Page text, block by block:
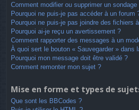
Comment modifier ou supprimer un sondage
Pourquoi ne puis-je pas accéder à un forum
Pourquoi ne puis-je pas joindre des fichiers
Pourquoi ai-je reçu un avertissement ?
Comment rapporter des messages à un
À quoi sert le bouton « Sauvegarder » dans
Pourquoi mon message doit être validé ?
Comment remonter mon sujet ?
Mise en forme et types de
Que sont les BBCodes ?